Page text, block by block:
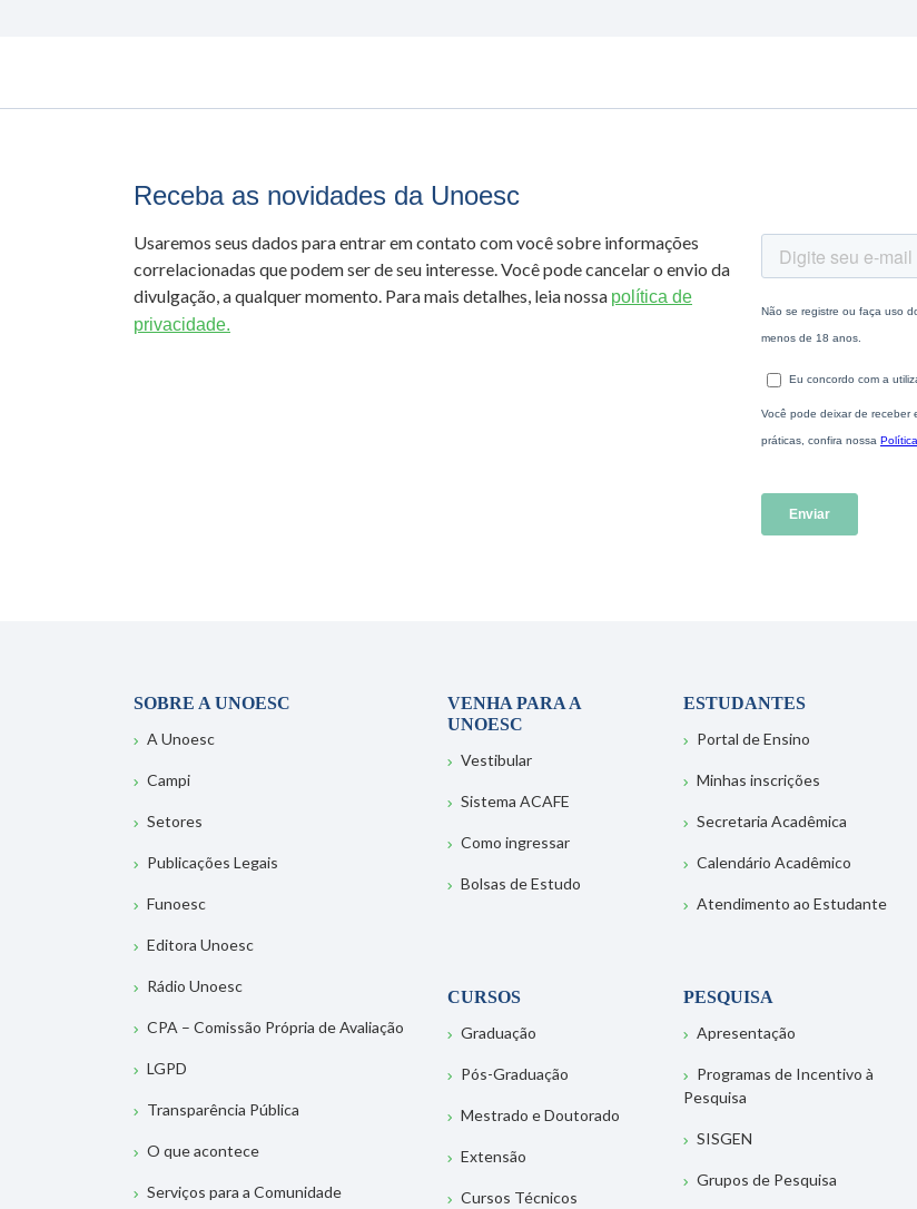
Receba as novidades da Unoesc
Usaremos seus dados para entrar em contato com você sobre informações
correlacionadas que podem ser de seu interesse. Você pode cancelar o envio da
divulgação, a qualquer momento. Para mais detalhes, leia nossa política de
privacidade.
SOBRE A UNOESC
A Unoesc
Campi
Setores
Publicações Legais
Funoesc
Editora Unoesc
Rádio Unoesc
CPA – Comissão Própria de Avaliação
LGPD
Transparência Pública
O que acontece
Serviços para a Comunidade
VENHA PARA A
UNOESC
Vestibular
Sistema ACAFE
Como ingressar
Bolsas de Estudo
ESTUDANTES
Portal de Ensino
Minhas inscrições
Secretaria Acadêmica
Calendário Acadêmico
Atendimento ao Estudante
CURSOS
Graduação
Pós-Graduação
Mestrado e Doutorado
Extensão
Cursos Técnicos
PESQUISA
Apresentação
Programas de Incentivo à
Pesquisa
SISGEN
Grupos de Pesquisa